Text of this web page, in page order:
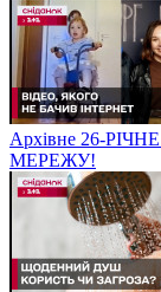
Архівне 26-
МЕРЕЖУ!